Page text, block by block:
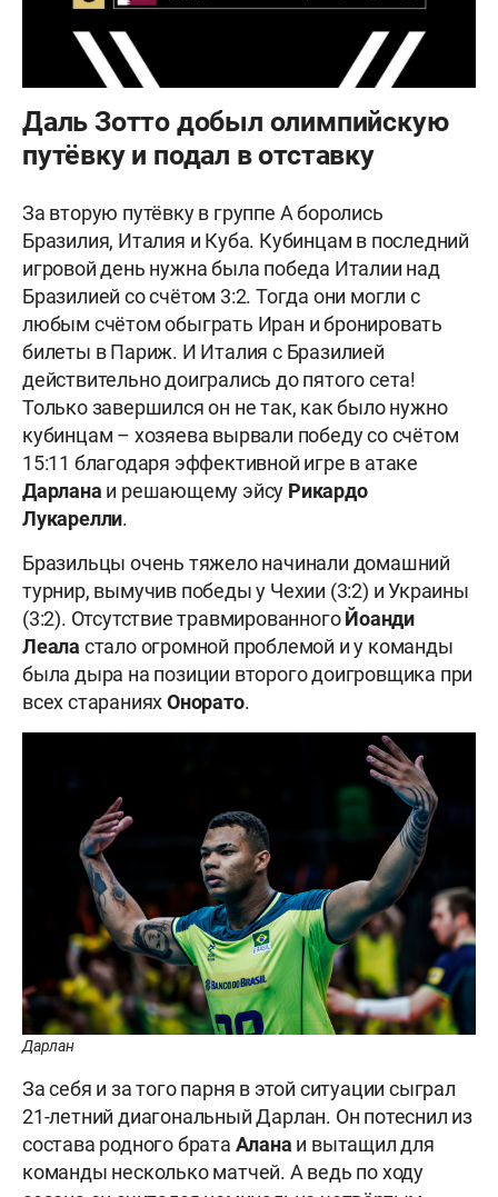
Даль Зотто добыл олимпийскую
путёвку и подал в отставку
За вторую путёвку в группе А боролись
Бразилия, Италия и Куба. Кубинцам в последний
игровой день нужна была победа Италии над
Бразилией со счётом 3:2. Тогда они могли с
любым счётом обыграть Иран и бронировать
билеты в Париж. И Италия с Бразилией
действительно доигрались до пятого сета!
Только завершился он не так, как было нужно
кубинцам – хозяева вырвали победу со счётом
15:11 благодаря эффективной игре в атаке
Дарлана и решающему эйсу Рикардо
Лукарелли.
Бразильцы очень тяжело начинали домашний
турнир, вымучив победы у Чехии (3:2) и Украины
(3:2). Отсутствие травмированногоЙоанди
Леала стало огромной проблемой и у команды
была дыра на позиции второго доигровщика при
всех старанияхОнорато.
Дарлан
За себя и за того парня в этой ситуации сыграл
21-летний диагональный Дарлан. Он потеснил из
состава родного брата Алана и вытащил для
команды несколько матчей. А ведь по ходу